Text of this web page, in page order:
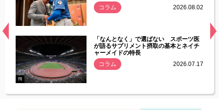
常
コラム
2026.08.02
PR
「なんとなく」で選ばない スポーツ医
が語るサプリメント摂取の基本とネイチ
ャーメイドの特長
コラム
2026.07.17